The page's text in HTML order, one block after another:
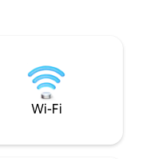
w Ramsbottom
przytulnego
wina i zrelaksuj
ponadczasowej
Wi-Fi